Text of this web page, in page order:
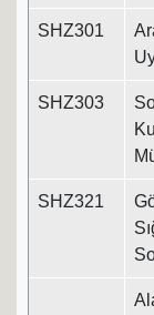
SHZ301
SHZ303
SHZ321